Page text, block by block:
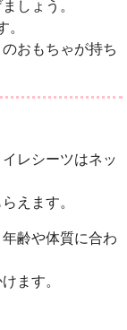
しょう。
。
おもちゃが持ち
レシーツはネッ
えます。
齢や体質に合わ
ます。